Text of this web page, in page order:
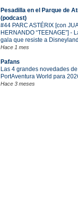
Pesadilla en el Parque de
(podcast)
#44 PARC ASTÉRIX [con
HERNANDO “TEENAGE”] -
gala que resiste a
Hace 1 mes
Pafans
Las 4 grandes novedades de
PortAventura World para
Hace 3 meses